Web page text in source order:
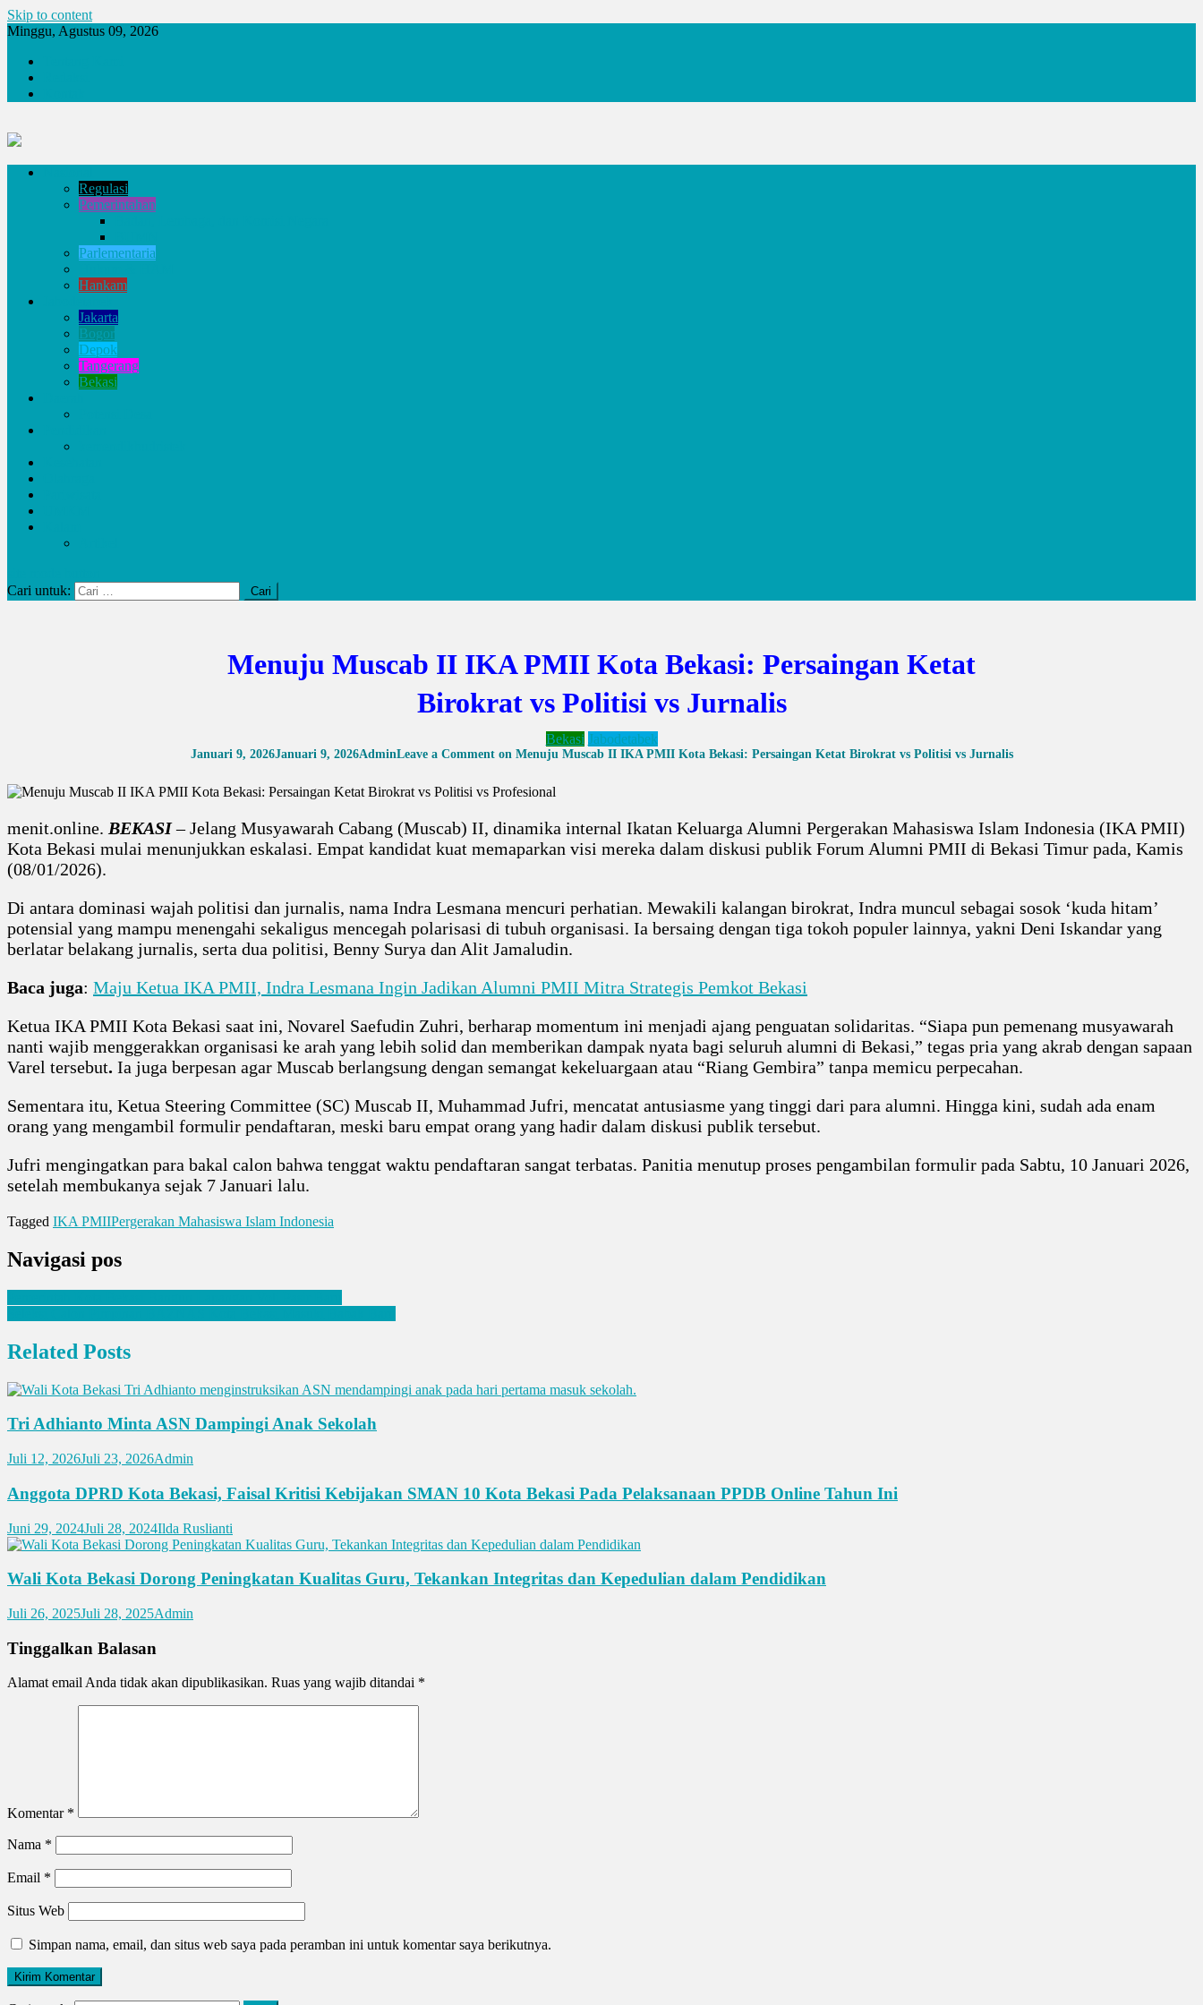
Skip to content
Minggu, Agustus 09, 2026
Regulasi
Pemerintahan
Parlementaria
Hankam
Jakarta
Bogor
Depok
Tangerang
Bekasi
Cari untuk:
Menuju Muscab II IKA PMII Kota Bekasi: Persaingan Ketat
Birokrat vs Politisi vs Jurnalis
Bekasi Jabodetabek
Januari 9, 2026Januari 9, 2026AdminLeave a Commenton Menuju Muscab II IKA PMII Kota Bekasi: Persaingan Ketat Birokrat vs Politisi vs Jurnalis
menit.online. BEKASI– Jelang Musyawarah Cabang (Muscab) II, dinamika internal Ikatan Keluarga Alumni Pergerakan Mahasiswa Islam Indonesia (IKA PMII)
Kota Bekasi mulai menunjukkan eskalasi. Empat kandidat kuat memaparkan visi mereka dalam diskusi publik Forum Alumni PMII di Bekasi Timur pada, Kamis
(08/01/2026).
Di antara dominasi wajah politisi dan jurnalis, nama Indra Lesmana mencuri perhatian. Mewakili kalangan birokrat, Indra muncul sebagai sosok ‘kuda hitam’
potensial yang mampu menengahi sekaligus mencegah polarisasi di tubuh organisasi. Ia bersaing dengan tiga tokoh populer lainnya, yakni Deni Iskandar yang
berlatar belakang jurnalis, serta dua politisi, Benny Surya dan Alit Jamaludin.
Baca juga: Maju Ketua IKA PMII, Indra Lesmana Ingin Jadikan Alumni PMII Mitra Strategis Pemkot Bekasi
Ketua IKA PMII Kota Bekasi saat ini, Novarel Saefudin Zuhri, berharap momentum ini menjadi ajang penguatan solidaritas. “Siapa pun pemenang musyawarah
nanti wajib menggerakkan organisasi ke arah yang lebih solid dan memberikan dampak nyata bagi seluruh alumni di Bekasi,” tegas pria yang akrab dengan sapaan
Varel tersebut. Ia juga berpesan agar Muscab berlangsung dengan semangat kekeluargaan atau “Riang Gembira” tanpa memicu perpecahan.
Sementara itu, Ketua Steering Committee (SC) Muscab II, Muhammad Jufri, mencatat antusiasme yang tinggi dari para alumni. Hingga kini, sudah ada enam
orang yang mengambil formulir pendaftaran, meski baru empat orang yang hadir dalam diskusi publik tersebut.
Jufri mengingatkan para bakal calon bahwa tenggat waktu pendaftaran sangat terbatas. Panitia menutup proses pengambilan formulir pada Sabtu, 10 Januari 2026,
setelah membukanya sejak 7 Januari lalu.
Tagged IKA PMIIPergerakan Mahasiswa Islam Indonesia
Navigasi pos
Related Posts
Tri Adhianto Minta ASN Dampingi Anak Sekolah
Juli 12, 2026Juli 23, 2026Admin
Anggota DPRD Kota Bekasi, Faisal Kritisi Kebijakan SMAN 10 Kota Bekasi Pada Pelaksanaan PPDB Online Tahun Ini
Juni 29, 2024Juli 28, 2024Ilda Ruslianti
Wali Kota Bekasi Dorong Peningkatan Kualitas Guru, Tekankan Integritas dan Kepedulian dalam Pendidikan
Juli 26, 2025Juli 28, 2025Admin
Tinggalkan Balasan
Alamat email Anda tidak akan dipublikasikan. Ruas yang wajib ditandai *
Komentar *
Nama *
Email *
Situs Web
Simpan nama, email, dan situs web saya pada peramban ini untuk komentar saya berikutnya.